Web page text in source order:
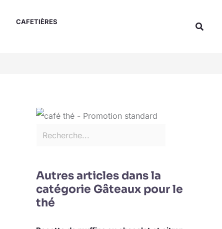
CAFETIÈRES
Autres articles dans la
catégorie Gâteaux pour le
thé